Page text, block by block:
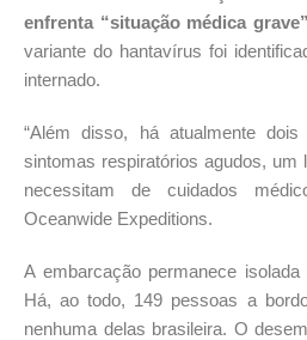
enfrenta “situação médica
variante do hantavírus foi
internado.
“Além disso, há atualmente
sintomas respiratórios agudos, um
necessitam de cuidados
Oceanwide Expeditions.
A embarcação permanece
Há, ao todo, 149 pessoas a
nenhuma delas brasileira. O